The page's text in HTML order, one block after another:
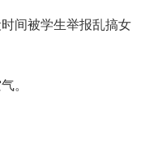
间被学生举报乱搞女
。